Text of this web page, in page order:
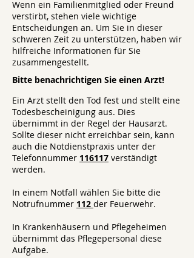
Wenn ein Familienmitglied oder Freund
verstirbt, stehen viele wichtige
Entscheidungen an. Um Sie in dieser
schweren Zeit zu unterstützen, haben wir
hilfreiche Informationen für Sie
zusammengestellt.
Bitte benachrichtigen Sie einen Arzt!
Ein Arzt stellt den Tod fest und stellt eine
Todesbescheinigung aus. Dies
übernimmt in der Regel der Hausarzt.
Sollte dieser nicht erreichbar sein, kann
auch die Notdienstpraxis unter der
Telefonnummer 116117 verständigt
werden.
In einem Notfall wählen Sie bitte die
Notrufnummer 112 der Feuerwehr.
In Krankenhäusern und Pflegeheimen
übernimmt das Pflegepersonal diese
Aufgabe.